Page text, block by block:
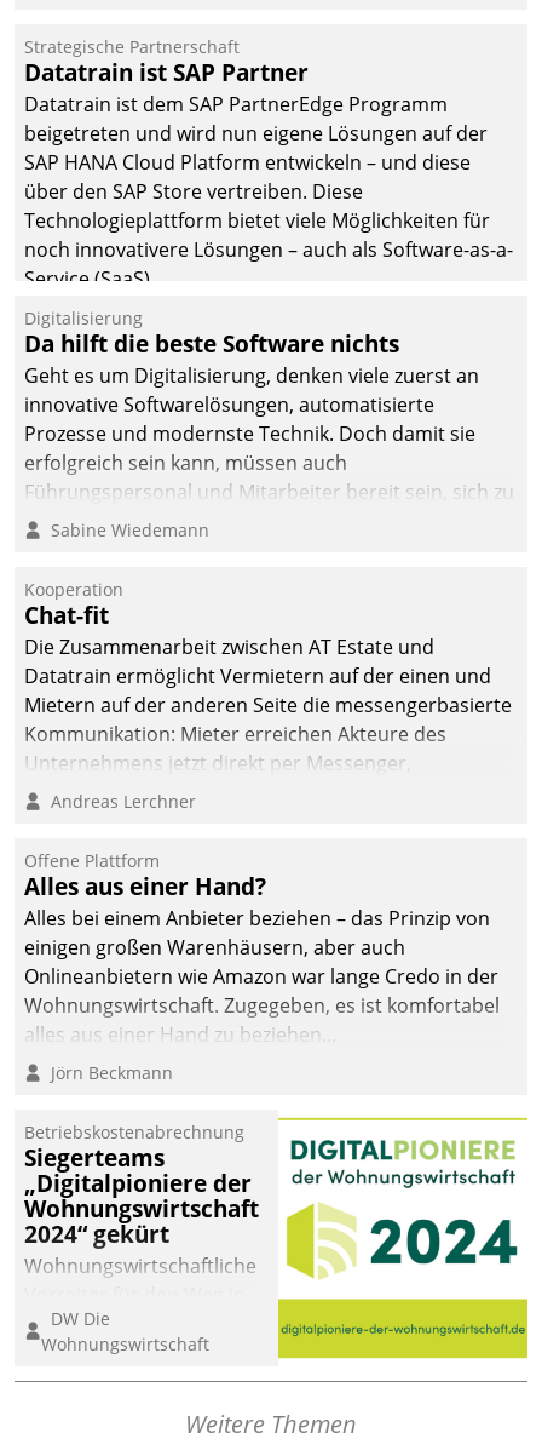
Einsparungen durch optimierte und automatisierte
Prozesse. Doch man darf nicht zu viel erwarten: Allein
mit der Einführung einer neuen Software ist es nicht
getan. Die Digitalisierung erfordert von Unternehmen
die Bereitschaft, sich zu überprüfen, zu hinterfragen
und zu verändern.
Strategische Partnerschaft
Datatrain ist SAP Partner
Datatrain ist dem SAP PartnerEdge Programm
beigetreten und wird nun eigene Lösungen auf der
SAP HANA Cloud Platform entwickeln – und diese
über den SAP Store vertreiben. Diese
Technologieplattform bietet viele Möglichkeiten für
noch innovativere Lösungen – auch als Software-as-a-
Service (SaaS).
Digitalisierung
Da hilft die beste Software nichts
Geht es um Digitalisierung, denken viele zuerst an
innovative Softwarelösungen, automatisierte
Prozesse und modernste Technik. Doch damit sie
erfolgreich sein kann, müssen auch
Führungspersonal und Mitarbeiter bereit sein, sich zu
verändern und anzupassen, sonst werden sie an ihr
Sabine Wiedemann
Kooperation
Chat-fit
Die Zusammenarbeit zwischen AT Estate und
Datatrain ermöglicht Vermietern auf der einen und
Mietern auf der anderen Seite die messengerbasierte
Kommunikation: Mieter erreichen Akteure des
Unternehmens jetzt direkt per Messenger,
Mitarbeiter oder Dienstleister empfangen oder
Andreas Lerchner
Offene Plattform
Alles aus einer Hand?
Alles bei einem Anbieter beziehen – das Prinzip von
einigen großen Warenhäusern, aber auch
Onlineanbietern wie Amazon war lange Credo in der
Wohnungswirtschaft. Zugegeben, es ist komfortabel
alles aus einer Hand zu beziehen...
Jörn Beckmann
Betriebskostenabrechnung
Siegerteams
„Digitalpioniere der
Wohnungswirtschaft
2024“ gekürt
Wohnungswirtschaftliche
eine digitale Zukunft zu
finden, ist das Ziel des
Awards „Digitalpioniere
Wohnungswirtschaft“.
DW Die
Wohnungswirtschaft
Weitere Themen